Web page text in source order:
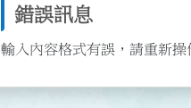
錯誤訊息
輸入內容格式有誤，請重新操